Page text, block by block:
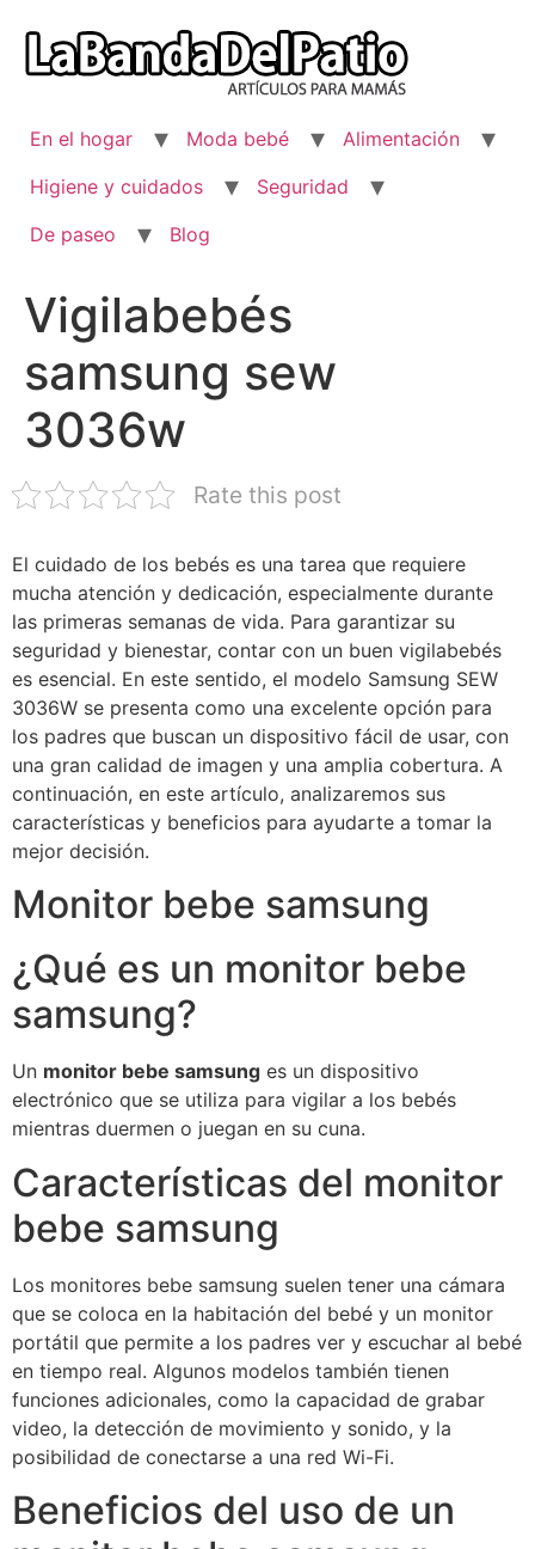
contenido
En el hogar Moda bebé
Alimentación
Higiene y cuidados
Seguridad
De paseo
Blog
Vigilabebés
samsung sew
3036w
Rate this post
El cuidado de los bebés es una tarea que requiere
mucha atención y dedicación, especialmente durante
las primeras semanas de vida. Para garantizar su
seguridad y bienestar, contar con un buen vigilabebés
es esencial. En este sentido, el modelo Samsung SEW
3036W se presenta como una excelente opción para
los padres que buscan un dispositivo fácil de usar, con
una gran calidad de imagen y una amplia cobertura. A
continuación, en este artículo, analizaremos sus
características y beneficios para ayudarte a tomar la
mejor decisión.
Monitor bebe samsung
¿Qué es un monitor bebe
samsung?
Un monitor bebe samsung es un dispositivo
electrónico que se utiliza para vigilar a los bebés
mientras duermen o juegan en su cuna.
Características del monitor
bebe samsung
Los monitores bebe samsung suelen tener una cámara
que se coloca en la habitación del bebé y un monitor
portátil que permite a los padres ver y escuchar al bebé
en tiempo real. Algunos modelos también tienen
funciones adicionales, como la capacidad de grabar
video, la detección de movimiento y sonido, y la
posibilidad de conectarse a una red Wi-Fi.
Beneficios del uso de un